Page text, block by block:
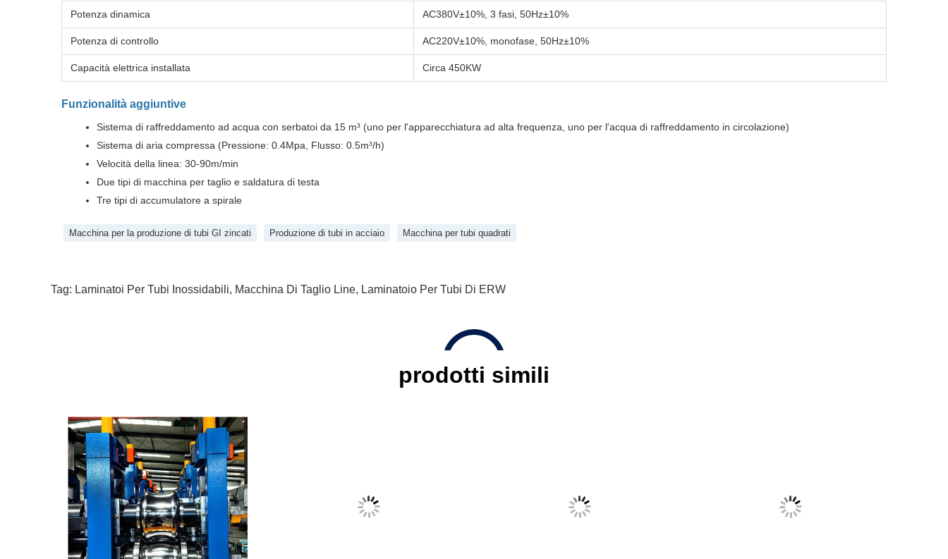
Potenza dinamica AC380V±10%, 3 fasi, 50Hz±10%
Potenza di controllo AC220V±10%, monofase, 50Hz±10%
Capacità elettrica installata Circa 450KW
Funzionalità aggiuntive
Sistema di raffreddamento ad acqua con serbatoi da 15 m³ (uno per l'apparecchiatura ad alta frequenza, uno per l'acqua di raffreddamento in circolazione)
Sistema di aria compressa (Pressione: 0.4Mpa, Flusso: 0.5m³/h)
Velocità della linea: 30-90m/min
Due tipi di macchina per taglio e saldatura di testa
Tre tipi di accumulatore a spirale
Macchina per la produzione di tubi GI zincati Produzione di tubi in acciaio Macchina per tubi quadrati
Tag: Laminatoi Per Tubi Inossidabili, Macchina Di Taglio Line, Laminatoio Per Tubi Di ERW
prodotti simili